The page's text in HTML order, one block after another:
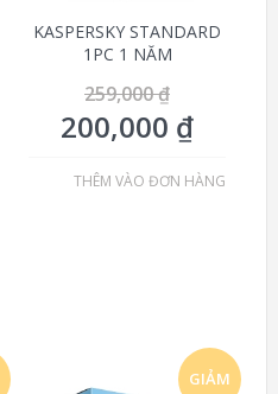
KASPERSKY STANDARD
1PC 1 NĂM
259,000₫
200,000 ₫
THÊM VÀO ĐƠN HÀNG
GIẢM